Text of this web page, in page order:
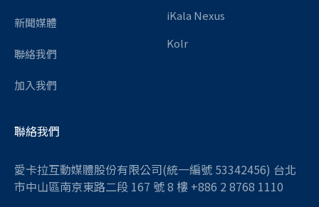
新聞媒體
聯絡我們
加入我們
iKala Nexus
Kolr
聯絡我們
愛卡拉互動媒體股份有限公司(統一編號 53342456) 台北
市中山區南京東路二段 167 號 8 樓 +886 2 8768 1110